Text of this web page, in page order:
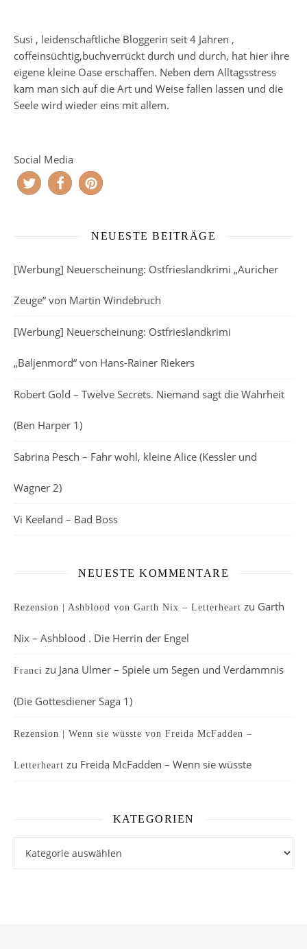
Susi , leidenschaftliche Bloggerin seit 4 Jahren ,
coffeinsüchtig,buchverrückt durch und durch, hat hier ihre
eigene kleine Oase erschaffen. Neben dem Alltagsstress
kam man sich auf die Art und Weise fallen lassen und die
Seele wird wieder eins mit allem.
Social Media
NEUESTE BEITRÄGE
[Werbung] Neuerscheinung: Ostfrieslandkrimi „Auricher
Zeuge“ von Martin Windebruch
[Werbung] Neuerscheinung: Ostfrieslandkrimi
„Baljenmord“ von Hans-Rainer Riekers
Robert Gold – Twelve Secrets. Niemand sagt die Wahrheit
(Ben Harper 1)
Sabrina Pesch – Fahr wohl, kleine Alice (Kessler und
Wagner 2)
Vi Keeland – Bad Boss
NEUESTE KOMMENTARE
Rezension | Ashblood von Garth Nix – Letterheart zu Garth
Nix – Ashblood . Die Herrin der Engel
Franci zu Jana Ulmer – Spiele um Segen und Verdammnis
(Die Gottesdiener Saga 1)
Rezension | Wenn sie wüsste von Freida McFadden –
Letterheart zu Freida McFadden – Wenn sie wüsste
KATEGORIEN